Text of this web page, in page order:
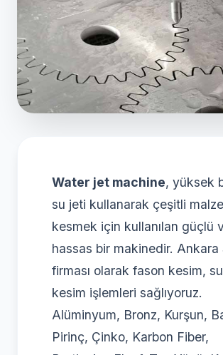
Water jet machine, yüksek
su jeti kullanarak çeşitli
kesmek için kullanılan güçlü
hassas bir makinedir. Ankara
firması olarak fason kesim,
kesim işlemleri sağlıyoruz.
Alüminyum, Bronz, Kurşun,
Pirinç, Çinko, Karbon Fiber,